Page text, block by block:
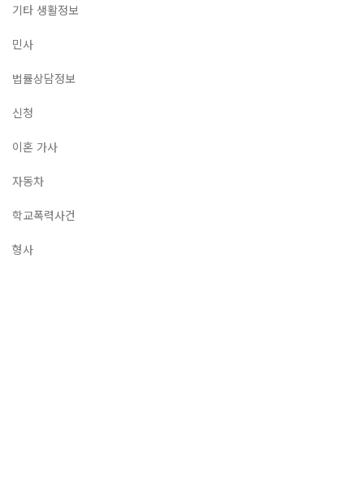
기타 생활정보
민사
법률상담정보
신청
이혼 가사
자동차
학교폭력사건
형사